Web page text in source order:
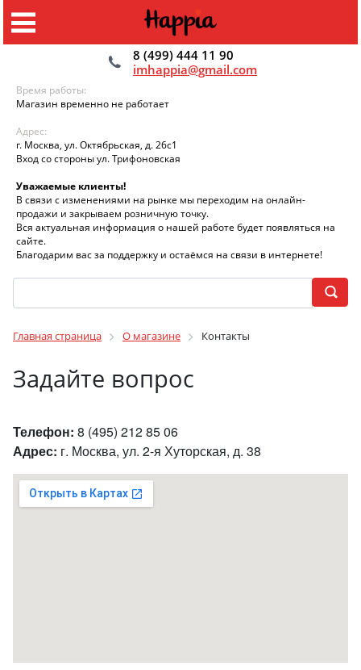
8 (499) 444 11 90
imhappia@gmail.com
Время работы:
Магазин временно не работает
Адрес:
г. Москва, ул. Октябрьская, д. 26с1
Вход со стороны ул. Трифоновская
Уважаемые клиенты!
В связи с изменениями на рынке мы переходим на онлайн-
продажи и закрываем розничную точку.
Вся актуальная информация о нашей работе будет появляться на
сайте.
Благодарим вас за поддержку и остаёмся на связи в интернете!
Главная страница О магазине Контакты
Задайте вопрос
Телефон: 8 (495) 212 85 06
Адрес: г. Москва, ул. 2-я Хуторская, д. 38